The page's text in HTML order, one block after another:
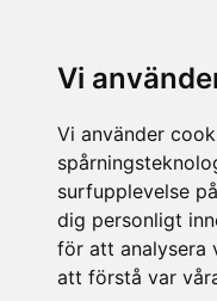
Vi
Vi använder
surfupplevelse
dig personligt
för att analysera
att förstå var